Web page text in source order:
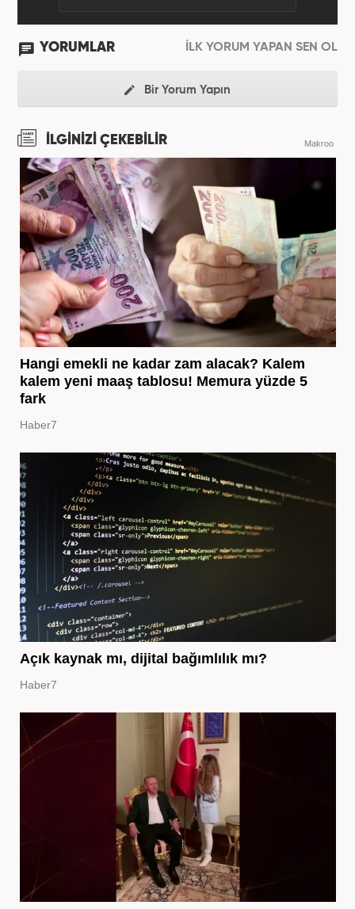
YORUMLAR İLK YORUM YAPAN SEN OL
Bir Yorum Yapın
İLGİNİZİ ÇEKEBİLİR Makroo
Hangi emekli ne kadar zam alacak? Kalem
kalem yeni maaş tablosu! Memura yüzde 5
fark
Haber7
Açık kaynak mı, dijital bağımlılık mı?
Haber7